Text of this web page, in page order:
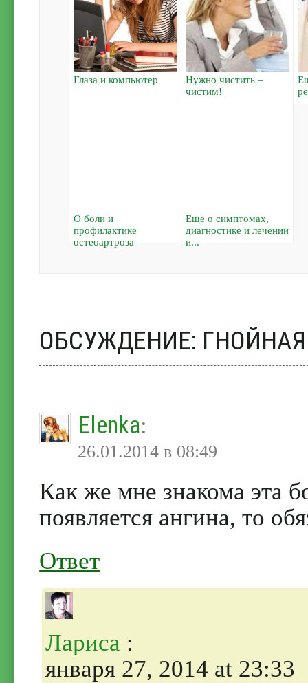
Глаза и компьютер
Нужно чистить –
чистим!
О боли и
профилактике
остеоартроза
Еще о симптомах,
диагностике и лечении
и...
ОБСУЖДЕНИЕ:
Elenka:
26.01.2014 в 08:49
Как же мне знакома эта
появляется ангина, то
Ответ
Лариса :
января 27, 2014 at 23:33